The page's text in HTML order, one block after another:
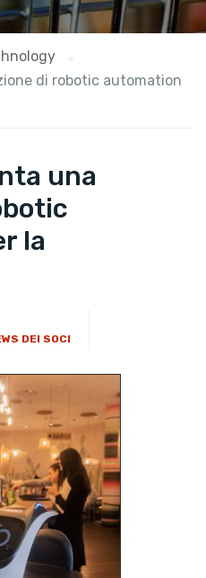
di robotic automation
una
la
DEI SOCI